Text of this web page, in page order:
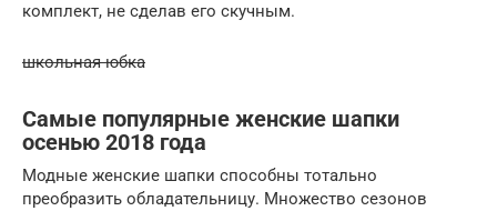
комплект, не сделав его скучным.
школьная юбка
Самые популярные женские шапки
осенью 2018 года
Модные женские шапки способны тотально
преобразить обладательницу. Множество сезонов